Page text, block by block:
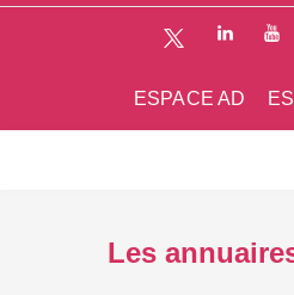
ESPACE AD
Les